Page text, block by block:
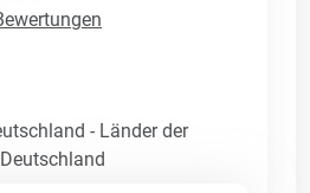
- Länder der